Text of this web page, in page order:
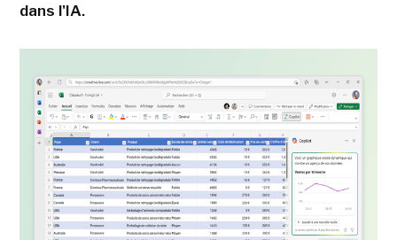
dans l'IA.